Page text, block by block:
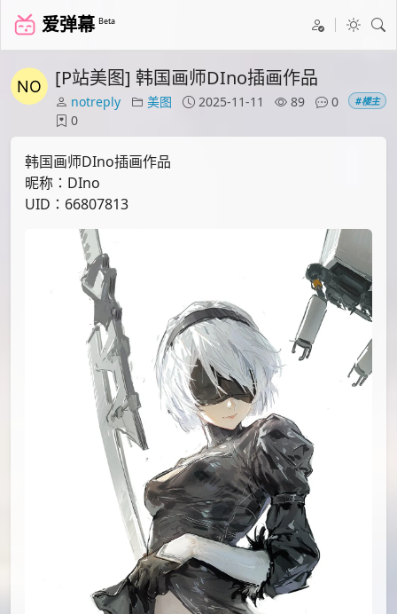
爱弹幕 Beta
[P站美图] 韩国画师DIno插画作品
notreply 美图 2025-11-11 89
0
0
#楼主
韩国画师DIno插画作品
昵称：DIno
UID：66807813